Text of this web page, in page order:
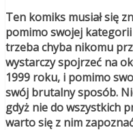
Ten komiks musiał się
pomimo swojej
trzeba chyba nikomu
wystarczy spojrzeć na
1999 roku, i pomimo
swój brutalny sposób.
gdyż nie do wszystkich
warto się z nim